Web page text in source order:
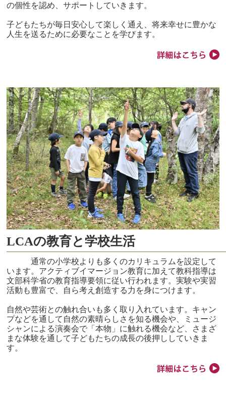
の個性を認め、サポートしていきます。
子どもたちが毎日安心して楽しく通え、将来幸せに豊かな
人生を送るために必要なことを学びます。
LCAの教育と学校生活
通常の小学校よりも多くのカリキュラムを設定して
います。アクティブイマージョン教育に加えて教科指導は
文部科学省の教育指導要領に従い行われます。実験や実習
活動も豊富で、自ら考え創造する力を身につけます。
自然や芸術との触れ合いも多く取り入れています。キャン
プなどを通して自然の素晴らしさを知る機会や、ミュージ
シャンによる演奏会で「本物」に触れる機会など、さまざ
まな体験を通して子どもたちの成長の後押ししていきま
す。